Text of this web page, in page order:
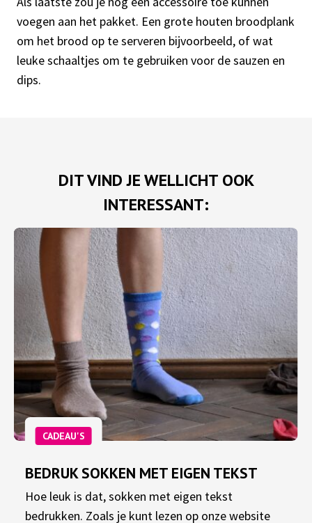
voegen aan het pakket. Een grote houten broodplank
om het brood op te serveren bijvoorbeeld, of wat
leuke schaaltjes om te gebruiken voor de sauzen en
dips.
DIT VIND JE WELLICHT OOK
INTERESSANT:
CADEAU'S
BEDRUK SOKKEN MET EIGEN TEKST
Hoe leuk is dat, sokken met eigen tekst
bedrukken. Zoals je kunt lezen op onze website